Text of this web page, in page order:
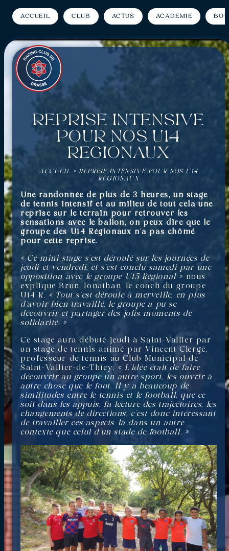
Accueil Club Actus Académie
Reprise intensive
pour nos U14
Régionaux
ACCUEIL » REPRISE INTENSIVE POUR NOS U14
RÉGIONAUX
Une randonnée de plus de 3 heures, un stage
de tennis intensif et au milieu de tout cela une
reprise sur le terrain pour retrouver les
sensations avec le ballon, on peux dire que le
groupe des U14 Régionaux n’a pas chômé
pour cette reprise.
« Ce mini stage s’est déroulé sur les journées de
jeudi et vendredi, et s’est conclu samedi par une
opposition avec le groupe U15 Régional » nous
explique Brun Jonathan, le coach du groupe
U14 R. « Tout s’est déroulé à merveille, en plus
d’avoir bien travaillé, le groupe a pu se
découvrir et partager des jolis moments de
solidarité. »
Ce stage aura débuté jeudi à Saint-Vallier par
un stage de tennis animé par Vincent Clergé,
professeur de tennis au Club Municipal de
Saint-Vallier-de-Thiey. « L’idée était de faire
découvrir au groupe un autre sport, les ouvrir à
autre chose que le foot. Il y a beaucoup de
similitudes entre le tennis et le football, que ce
soit dans les appuis, la lecture des trajectoires, les
changements de directions, c’est donc intéressant
de travailler ces aspects-là dans un autre
contexte que celui d’un stade de football. »